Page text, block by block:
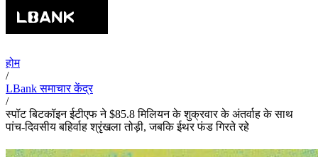
होम
/
LBank समाचार केंद्र
/
स्पॉट बिटकॉइन ईटीएफ ने $85.8 मिलियन के शुक्रवार के अंतर्वाह के साथ
पांच-दिवसीय बहिर्वाह श्रृंखला तोड़ी, जबकि ईथर फंड गिरते रहे